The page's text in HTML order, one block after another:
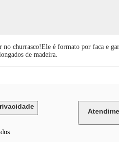
churrasco!Ele é formato por faca e
de madeira.